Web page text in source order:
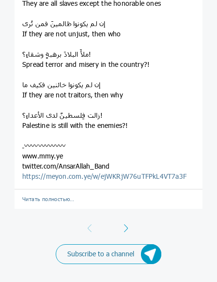
They are all slaves except the honorable ones
إن لم يكونوا ظالمينَ فمن تُرى
If they are not unjust, then who
ملأَ البلادَ برهبةٍ وشقاءِ؟!
Spread terror and misery in the country?!
إن لم يكونوا خائنين فكيف ما
If they are not traitors, then why
زالت فِلسطينٌ لدى الأعداءِ؟!
Palestine is still with the enemies?!
ـ〰️〰️〰️〰️〰️〰️
www.mmy.ye
twitter.com/AnsarAllah_Band
https://meyon.com.ye/w/ejWKRjW76uTFPkL4VT7a3F
Читать полностью…
PreviousNext
Subscribe to a channel